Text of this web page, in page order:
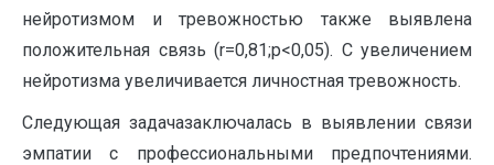
нейротизмом и тревожностью также выявлена
положительная связь (r=0,81;p<0,05). С увеличением
нейротизма увеличивается личностная тревожность.
Следующая задачазаключалась в выявлении связи
эмпатии с профессиональными предпочтениями.